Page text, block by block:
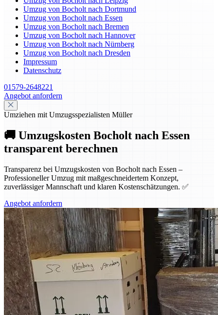
Umzug von Bocholt nach Dortmund
Umzug von Bocholt nach Essen
Umzug von Bocholt nach Bremen
Umzug von Bocholt nach Hannover
Umzug von Bocholt nach Nürnberg
Umzug von Bocholt nach Dresden
Impressum
Datenschutz
01579-2648221
Angebot anfordern
Umziehen mit Umzugsspezialisten Müller
🚚 Umzugskosten Bocholt nach Essen
transparent berechnen
Transparenz bei Umzugskosten von Bocholt nach Essen –
Professioneller Umzug mit maßgeschneidertem Konzept,
zuverlässiger Mannschaft und klaren Kostenschätzungen. ✅
Angebot anfordern